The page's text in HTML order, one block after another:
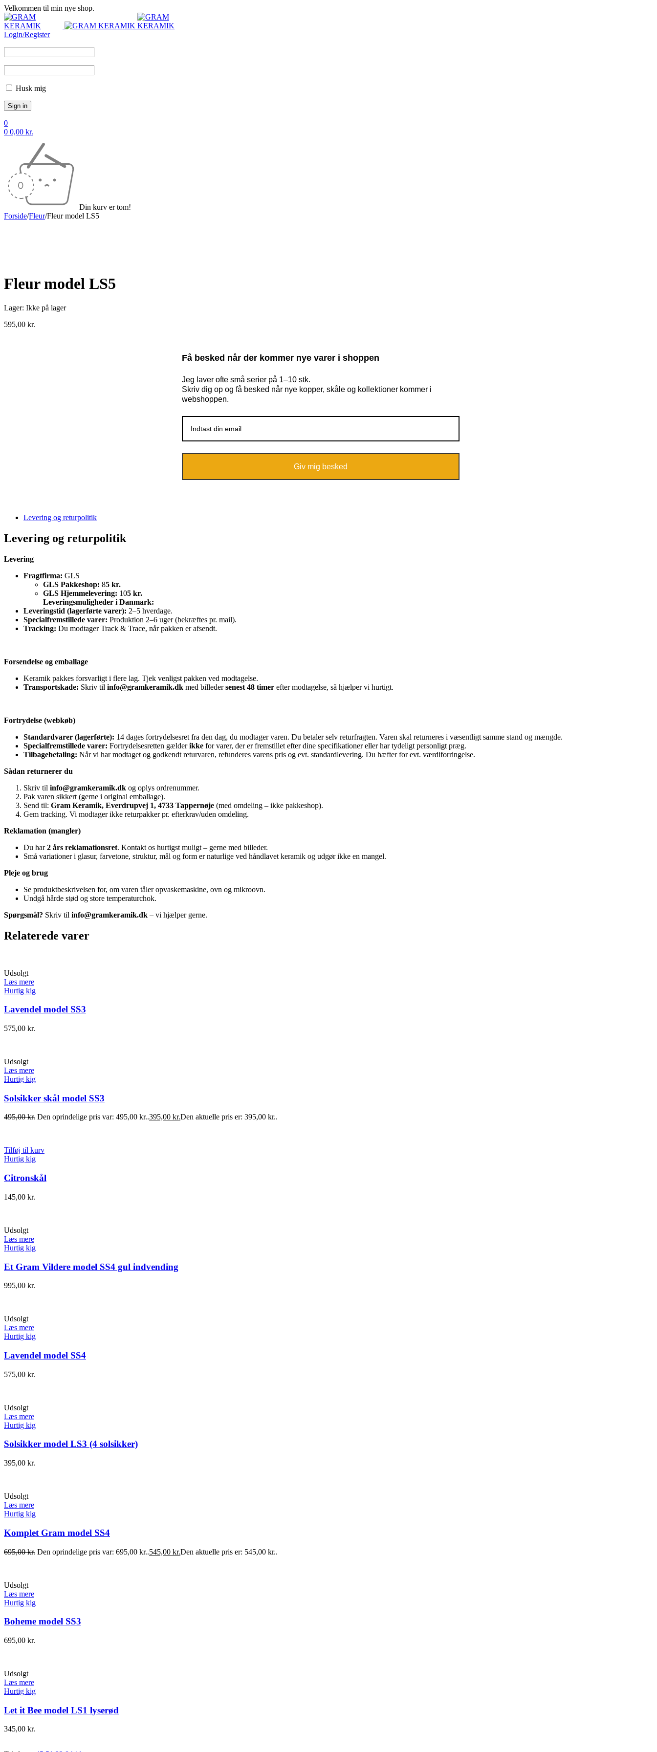
Velkommen til min nye shop.
Login/Register
Husk mig
0
0 0,00 kr.
Din kurv er tom!
Forside/Fleur/Fleur model LS5
Fleur model LS5
Lager: Ikke på lager
595,00 kr.
Få besked når der kommer nye varer i shoppen
Jeg laver ofte små serier på 1–10 stk.
Skriv dig op og få besked når nye kopper, skåle og kollektioner kommer i
webshoppen.
Giv mig besked
Levering og returpolitik
Levering og returpolitik
Levering
Fragtfirma: GLS
GLS Pakkeshop: 85 kr.
GLS Hjemmelevering: 105 kr.
Leveringsmuligheder i Danmark:
Leveringstid (lagerførte varer): 2–5 hverdage.
Specialfremstillede varer: Produktion 2–6 uger (bekræftes pr. mail).
Tracking: Du modtager Track & Trace, når pakken er afsendt.
Forsendelse og emballage
Keramik pakkes forsvarligt i flere lag. Tjek venligst pakken ved modtagelse.
Transportskade: Skriv til info@gramkeramik.dk med billedersenest 48 timer efter modtagelse, så hjælper vi hurtigt.
Fortrydelse (webkøb)
Standardvarer (lagerførte): 14 dages fortrydelsesret fra den dag, du modtager varen. Du betaler selv returfragten. Varen skal returneres i væsentligt samme stand og mængde.
Specialfremstillede varer: Fortrydelsesretten gælderikke for varer, der er fremstillet efter dine specifikationer eller har tydeligt personligt præg.
Tilbagebetaling: Når vi har modtaget og godkendt returvaren, refunderes varens pris og evt. standardlevering. Du hæfter for evt. værdiforringelse.
Sådan returnerer du
Skriv til info@gramkeramik.dk og oplys ordrenummer.
Pak varen sikkert (gerne i original emballage).
Send til: Gram Keramik, Everdrupvej 1, 4733 Tappernøje (med omdeling – ikke pakkeshop).
Gem tracking. Vi modtager ikke returpakker pr. efterkrav/uden omdeling.
Reklamation (mangler)
Du har2 års reklamationsret. Kontakt os hurtigst muligt – gerne med billeder.
Små variationer i glasur, farvetone, struktur, mål og form er naturlige ved håndlavet keramik og udgør ikke en mangel.
Pleje og brug
Se produktbeskrivelsen for, om varen tåler opvaskemaskine, ovn og mikroovn.
Undgå hårde stød og store temperaturchok.
Spørgsmål? Skriv til info@gramkeramik.dk – vi hjælper gerne.
Relaterede varer
Udsolgt
Læs mere
Hurtig kig
Lavendel model SS3
575,00 kr.
Udsolgt
Læs mere
Hurtig kig
Solsikker skål model SS3
495,00kr. Den oprindelige pris var: 495,00 kr..395,00 kr.Den aktuelle pris er: 395,00 kr..
Tilføj til kurv
Hurtig kig
Citronskål
145,00 kr.
Udsolgt
Læs mere
Hurtig kig
Et Gram Vildere model SS4 gul indvending
995,00 kr.
Udsolgt
Læs mere
Hurtig kig
Lavendel model SS4
575,00 kr.
Udsolgt
Læs mere
Hurtig kig
Solsikker model LS3 (4 solsikker)
395,00 kr.
Udsolgt
Læs mere
Hurtig kig
Komplet Gram model SS4
695,00kr. Den oprindelige pris var: 695,00 kr..545,00 kr.Den aktuelle pris er: 545,00 kr..
Udsolgt
Læs mere
Hurtig kig
Boheme model SS3
695,00 kr.
Udsolgt
Læs mere
Hurtig kig
Let it Bee model LS1 lyserød
345,00 kr.